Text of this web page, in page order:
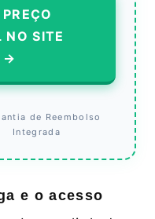
NO SITE
→
de Reembolso
Integrada
e o acesso